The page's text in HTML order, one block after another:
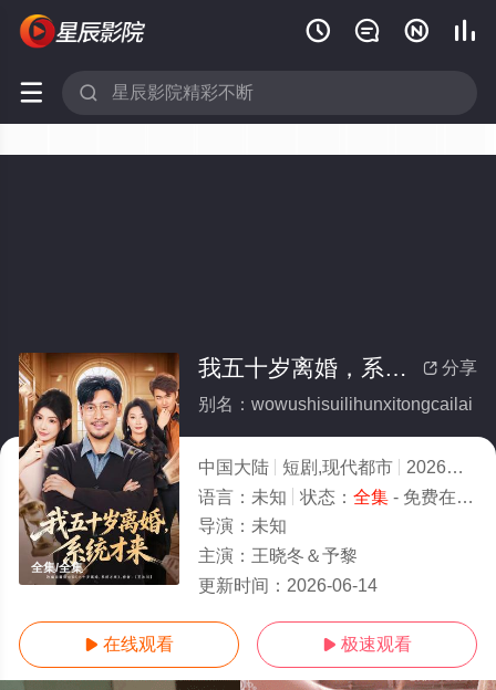
   
 
全集/全集
 分享
我五十岁离婚，系统才来(全集)
别名：wowushisuilihunxitongcailai
中国大陆 短剧,现代都市 2026
10.0
语言： 未知 状态： 全集- 免费在线观看
导演： 未知
主演： 王晓冬＆予黎
更新时间： 2026-06-14
 在线观看  极速观看